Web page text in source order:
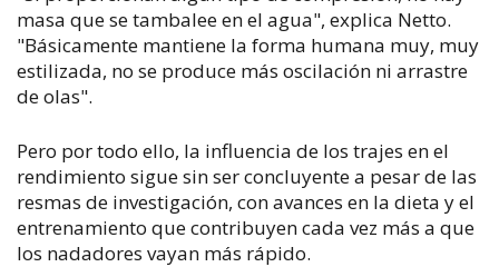
masa que se tambalee en el agua", explica Netto.
"Básicamente mantiene la forma humana muy, muy
estilizada, no se produce más oscilación ni arrastre
de olas".
Pero por todo ello, la influencia de los trajes en el
rendimiento sigue sin ser concluyente a pesar de las
resmas de investigación, con avances en la dieta y el
entrenamiento que contribuyen cada vez más a que
los nadadores vayan más rápido.